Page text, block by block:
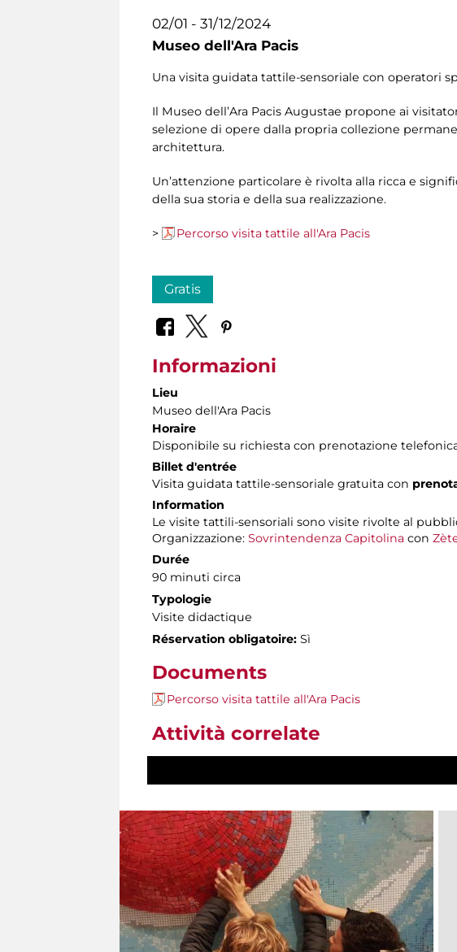
02/01 - 31/12/2024
Museo dell'Ara Pacis
Una visita guidata tattile-sensoriale con operatori
Il Museo dell’Ara Pacis Augustae propone ai
selezione di opere dalla propria collezione
architettura.
Un’attenzione particolare è rivolta alla ricca e
della sua storia e della sua realizzazione.
> Percorso visita tattile all'Ara Pacis
Gratis
Informazioni
Lieu
Museo dell'Ara Pacis
Horaire
Disponibile su richiesta con prenotazione
Billet d'entrée
Visita guidata tattile-sensoriale gratuita con
Information
Le visite tattili-sensoriali sono visite rivolte al
Organizzazione: Sovrintendenza Capitolina con
Durée
90 minuti circa
Typologie
Visite didactique
Réservation obligatoire: Sì
Documents
Percorso visita tattile all'Ara Pacis
Attività correlate